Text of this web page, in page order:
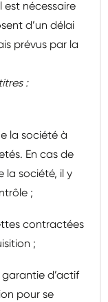
est nécessaire
d’un délai
prévus par la
:
la société à
En cas de
la société, il y
;
contractées
;
d’actif
pour se